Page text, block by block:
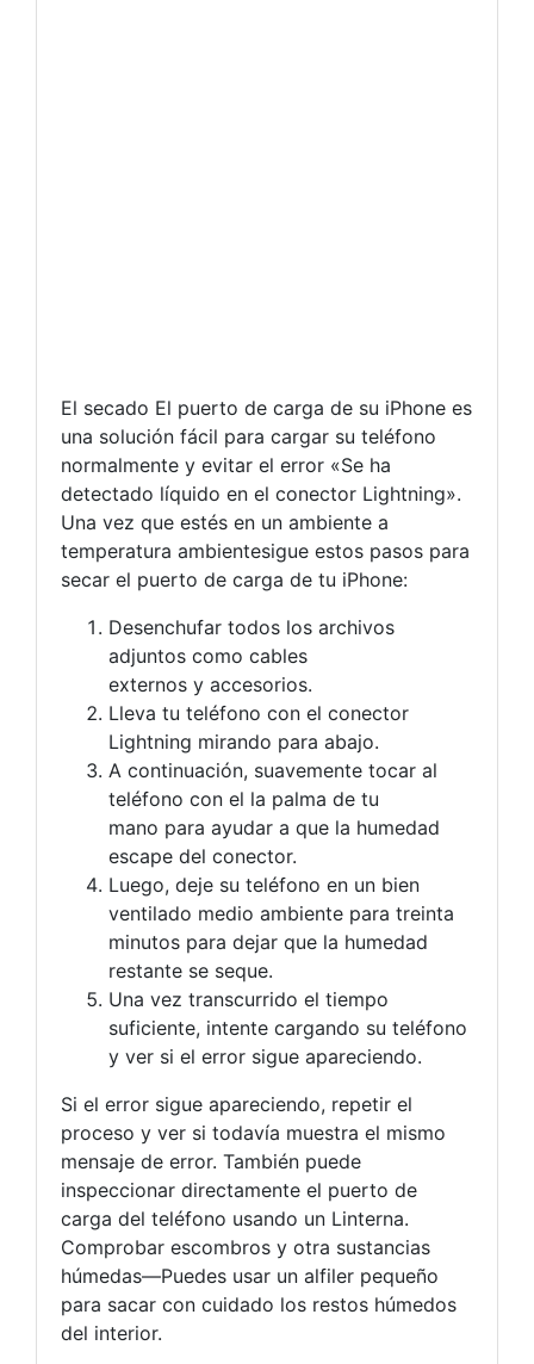
El secado El puerto de carga de su iPhone es
una solución fácil para cargar su teléfono
normalmente y evitar el error «Se ha
detectado líquido en el conector Lightning».
Una vez que estés en un ambiente a
temperatura ambientesigue estos pasos para
secar el puerto de carga de tu iPhone:
Desenchufar todos los archivos
adjuntos como cables
externos y accesorios.
Lleva tu teléfono con el conector
Lightning mirando para abajo.
A continuación, suavemente tocar al
teléfono con el la palma de tu
mano para ayudar a que la humedad
escape del conector.
Luego, deje su teléfono en un bien
ventilado medio ambiente para treinta
minutos para dejar que la humedad
restante se seque.
Una vez transcurrido el tiempo
suficiente, intente cargando su teléfono
y ver si el error sigue apareciendo.
Si el error sigue apareciendo, repetir el
proceso y ver si todavía muestra el mismo
mensaje de error. También puede
inspeccionar directamente el puerto de
carga del teléfono usando un Linterna.
Comprobar escombros y otra sustancias
húmedas—Puedes usar un alfiler pequeño
para sacar con cuidado los restos húmedos
del interior.